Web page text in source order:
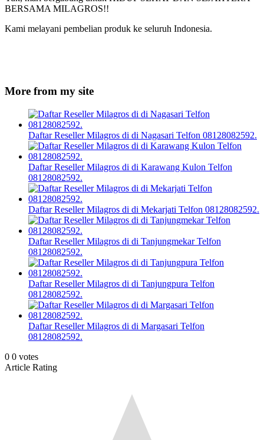
BERSAMA MILAGROS!!
Kami melayani pembelian produk ke seluruh Indonesia.
More from my site
Daftar Reseller Milagros di di Nagasari Telfon 08128082592.
Daftar Reseller Milagros di di Karawang Kulon Telfon
08128082592.
Daftar Reseller Milagros di di Mekarjati Telfon 08128082592.
Daftar Reseller Milagros di di Tanjungmekar Telfon
08128082592.
Daftar Reseller Milagros di di Tanjungpura Telfon
08128082592.
Daftar Reseller Milagros di di Margasari Telfon
08128082592.
0 0 votes
Article Rating